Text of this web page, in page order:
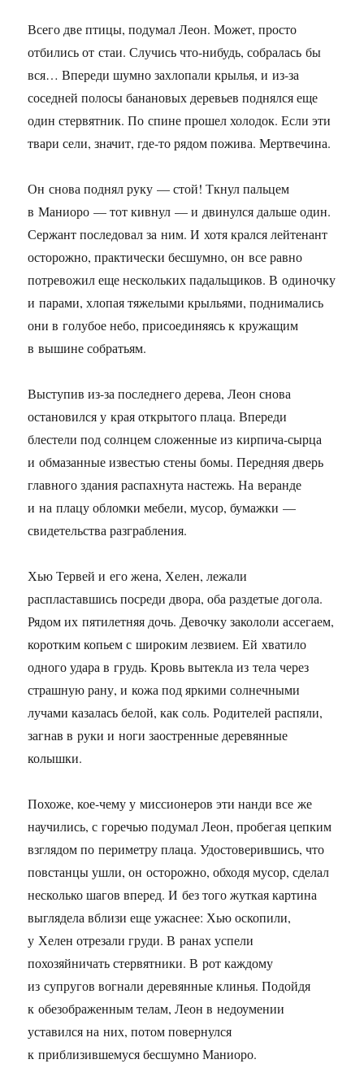
Всего две птицы, подумал Леон. Может, просто
отбились от стаи. Случись что-нибудь, собралась бы
вся… Впереди шумно захлопали крылья, и из-за
соседней полосы банановых деревьев поднялся еще
один стервятник. По спине прошел холодок. Если эти
твари сели, значит, где-то рядом пожива. Мертвечина.
Он снова поднял руку — стой! Ткнул пальцем
в Маниоро — тот кивнул — и двинулся дальше один.
Сержант последовал за ним. И хотя крался лейтенант
осторожно, практически бесшумно, он все равно
потревожил еще нескольких падальщиков. В одиночку
и парами, хлопая тяжелыми крыльями, поднимались
они в голубое небо, присоединяясь к кружащим
в вышине собратьям.
Выступив из-за последнего дерева, Леон снова
остановился у края открытого плаца. Впереди
блестели под солнцем сложенные из кирпича-сырца
и обмазанные известью стены бомы. Передняя дверь
главного здания распахнута настежь. На веранде
и на плацу обломки мебели, мусор, бумажки —
свидетельства разграбления.
Хью Тервей и его жена, Хелен, лежали
распластавшись посреди двора, оба раздетые догола.
Рядом их пятилетняя дочь. Девочку закололи ассегаем,
коротким копьем с широким лезвием. Ей хватило
одного удара в грудь. Кровь вытекла из тела через
страшную рану, и кожа под яркими солнечными
лучами казалась белой, как соль. Родителей распяли,
загнав в руки и ноги заостренные деревянные
колышки.
Похоже, кое-чему у миссионеров эти нанди все же
научились, с горечью подумал Леон, пробегая цепким
взглядом по периметру плаца. Удостоверившись, что
повстанцы ушли, он осторожно, обходя мусор, сделал
несколько шагов вперед. И без того жуткая картина
выглядела вблизи еще ужаснее: Хью оскопили,
у Хелен отрезали груди. В ранах успели
похозяйничать стервятники. В рот каждому
из супругов вогнали деревянные клинья. Подойдя
к обезображенным телам, Леон в недоумении
уставился на них, потом повернулся
к приблизившемуся бесшумно Маниоро.